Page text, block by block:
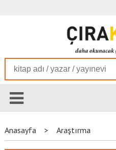
Anasayfa > Araştırma